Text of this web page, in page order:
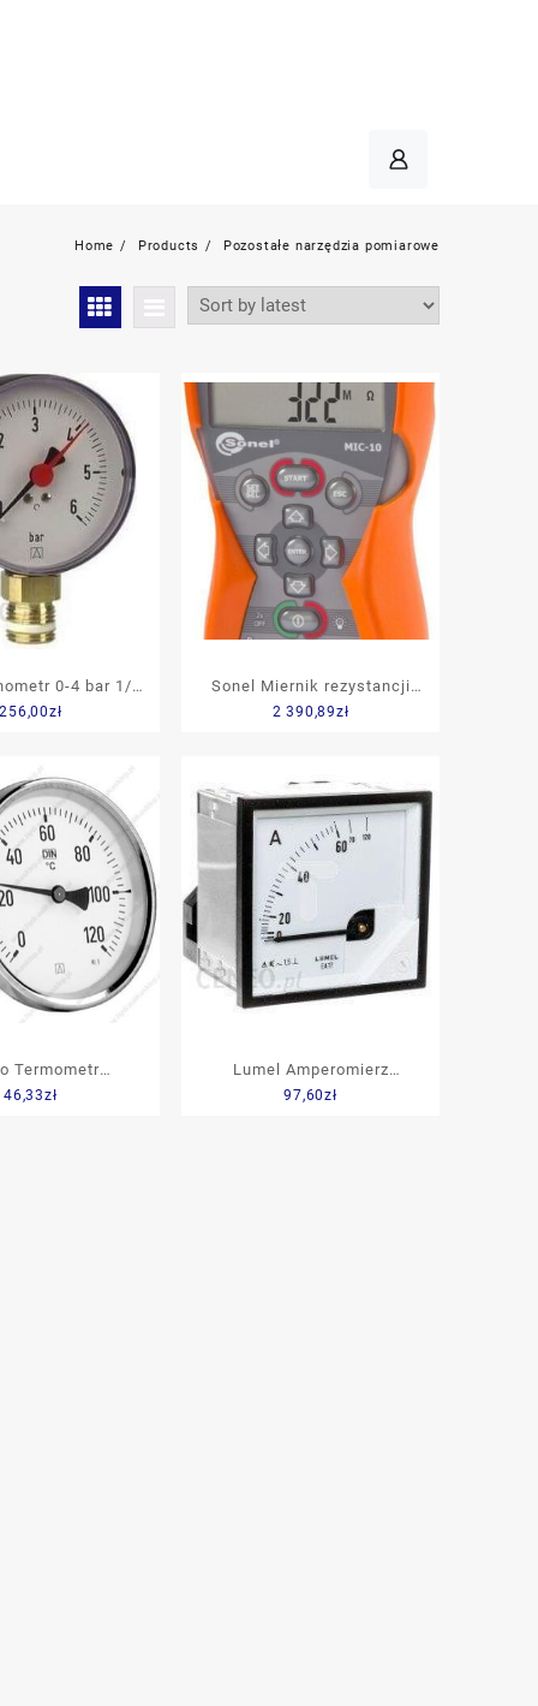
Home Products Pozostałe narzędzia pomiarowe
0-4 bar 1/2
85263201
256,00zł
Sonel Miernik rezystancji
izolacji MIC-10 WMDEMIC10
2 390,89zł
Termometr
Bith80 120
46,33zł
Lumel Amperomierz
tablicowy 60/120A 72x72mm
97,60zł